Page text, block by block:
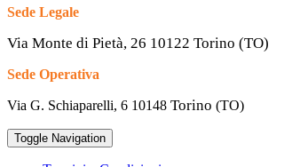
Sede Legale
Via Monte di Pietà, 26 10122 Torino (TO)
Sede Operativa
Via G. Schiaparelli, 6 10148 Torino (TO)
Toggle Navigation